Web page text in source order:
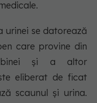
urinei se datorează
care provine din
și a altor
eliberat de ficat
scaunul și urina.